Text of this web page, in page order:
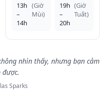
13h
–
14h
(Giờ
Mùi)
19h
–
20h
(Giờ
Tuất)
nhìn thấy, nhưng bạn cảm
được.
Sparks